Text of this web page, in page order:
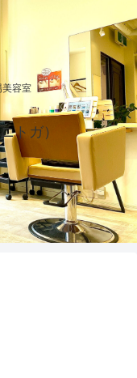
美容室
トガ）